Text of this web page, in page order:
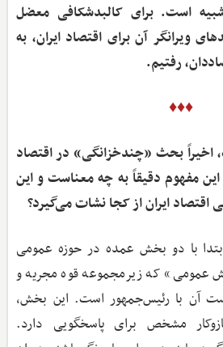
شبیه است. برای کالبدشکافی معضل
ویرانگر آن برای اقتصاد ایران، به
رفتیم.
♦♦♦
بحث «چندخزانگی» در اقتصاد
مفهوم دقیقاً به چه معناست و این
ایران از کجا نشات می‌گیرد؟
با دو بخش عمده در حوزه عمومی
عمومی» که زیرمجموعه قوه مجریه و
آن با رئیس‌جمهور است. این بخش،
مشخص برای پاسخگویی دارد.